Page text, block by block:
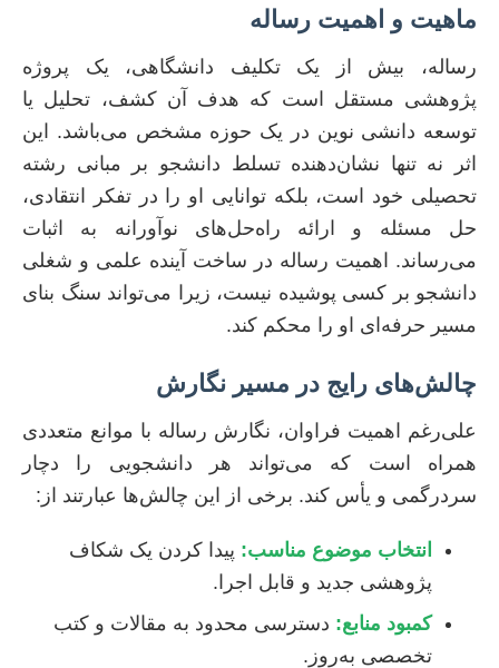
ماهیت و اهمیت رساله
رساله، بیش از یک تکلیف دانشگاهی، یک پروژه
پژوهشی مستقل است که هدف آن کشف، تحلیل یا
توسعه دانشی نوین در یک حوزه مشخص می‌باشد. این
اثر نه تنها نشان‌دهنده تسلط دانشجو بر مبانی رشته
تحصیلی خود است، بلکه توانایی او را در تفکر انتقادی،
حل مسئله و ارائه راه‌حل‌های نوآورانه به اثبات
می‌رساند. اهمیت رساله در ساخت آینده علمی و شغلی
دانشجو بر کسی پوشیده نیست، زیرا می‌تواند سنگ بنای
مسیر حرفه‌ای او را محکم کند.
چالش‌های رایج در مسیر نگارش
علی‌رغم اهمیت فراوان، نگارش رساله با موانع متعددی
همراه است که می‌تواند هر دانشجویی را دچار
سردرگمی و یأس کند. برخی از این چالش‌ها عبارتند از:
انتخاب موضوع مناسب: پیدا کردن یک شکاف
پژوهشی جدید و قابل اجرا.
کمبود منابع: دسترسی محدود به مقالات و کتب
تخصصی به‌روز.